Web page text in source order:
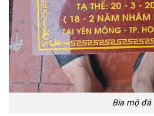
Bia mộ đá